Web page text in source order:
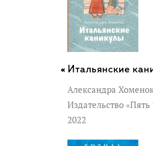
Итальянские
Александра
Издательство «Пять
2022